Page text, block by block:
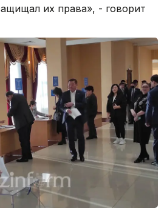
их права», - говорит